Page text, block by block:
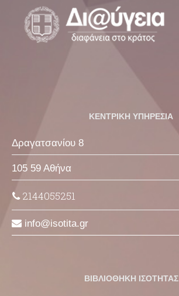
ΚΕΝΤΡΙΚΗ ΥΠΗΡΕΣΙΑ
Δραγατσανίου 8
105 59 Αθήνα
2144055251
info isotita gr
ΒΙΒΛΙΟΘΗΚΗ ΙΣΟΤΗΤΑΣ